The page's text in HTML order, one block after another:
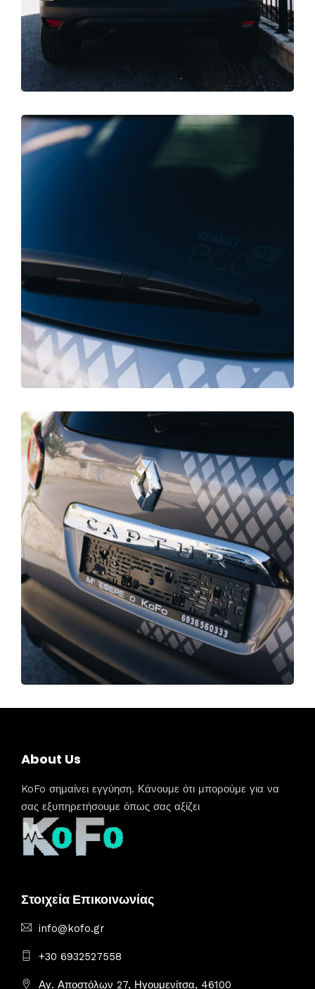
About Us
KoFo σημαίνει εγγύηση. Κάνουμε ότι μπορούμε για να
σας εξυπηρετήσουμε όπως σας αξίζει
Στοιχεία Επικοινωνίας
info@kofo.gr
+30 6932527558
Αγ. Αποστόλων 27, Ηγουμενίτσα, 46100